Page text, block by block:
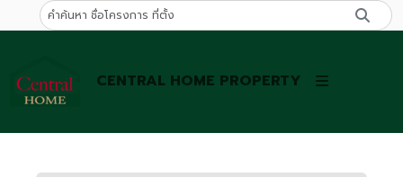
CENTRAL HOME PROPERTY